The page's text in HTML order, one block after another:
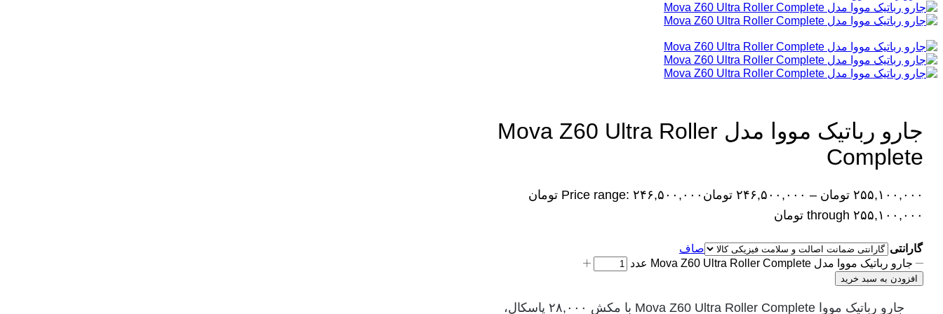
جارو رباتیک مووا مدل Mova Z60 Ultra Roller
Complete
۲۵۵,۱۰۰,۰۰۰ تومان – ۲۴۶,۵۰۰,۰۰۰ تومان
Price range: ۲۴۶,۵۰۰,۰۰۰ تومان
through ۲۵۵,۱۰۰,۰۰۰ تومان
گارانتی
صاف
جارو رباتیک مووا مدل Mova Z60 Ultra Roller Complete عدد
افزودن به سبد خرید
جارو رباتیک مووا Mova Z60 Ultra Roller Complete با مکش ۲۸,۰۰۰ پاسکال،